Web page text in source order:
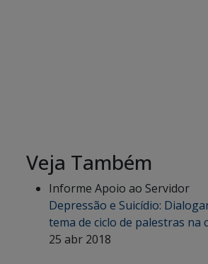
Veja Também
Informe Apoio ao Servidor
Depressão e Suicídio:
tema de ciclo de palestras na
25 abr 2018